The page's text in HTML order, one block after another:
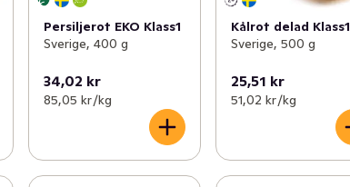
Persiljerot EKO Klass1
Sverige, 400 g
34,02 kr
85,05 kr /kg
Kålrot delad Klass1
Sverige, 500 g
25,51 kr
51,02 kr /kg